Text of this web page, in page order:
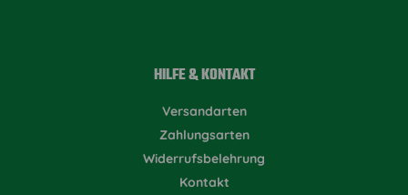
HILFE & KONTAKT
Versandarten
Zahlungsarten
Widerrufsbelehrung
Kontakt